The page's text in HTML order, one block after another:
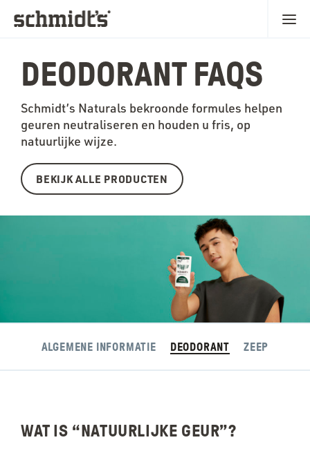
DEODORANT FAQS
Schmidt’s Naturals bekroonde formules helpen
geuren neutraliseren en houden u fris, op
natuurlijke wijze.
BEKIJK ALLE PRODUCTEN
ALGEMENE INFORMATIE DEODORANT ZEEP
WAT IS “NATUURLIJKE GEUR”?